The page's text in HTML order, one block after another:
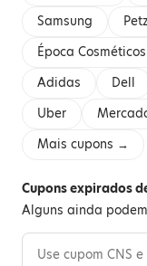
Samsung
Época Cosméticos
Adidas
Dell
Uber
Mais cupons →
Cupons expirados
Alguns ainda
Use cupom CNS